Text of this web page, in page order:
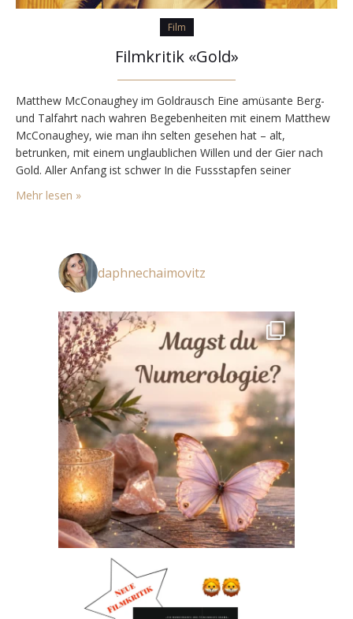
Film
Filmkritik «Gold»
Matthew McConaughey im Goldrausch Eine amüsante Berg-
und Talfahrt nach wahren Begebenheiten mit einem Matthew
McConaughey, wie man ihn selten gesehen hat – alt,
betrunken, mit einem unglaublichen Willen und der Gier nach
Gold. Aller Anfang ist schwer In die Fussstapfen seiner
Vorfahren zu treten ist nie leicht. Dies merkt auch Kenny Wells
Mehr lesen »
daphnechaimovitz